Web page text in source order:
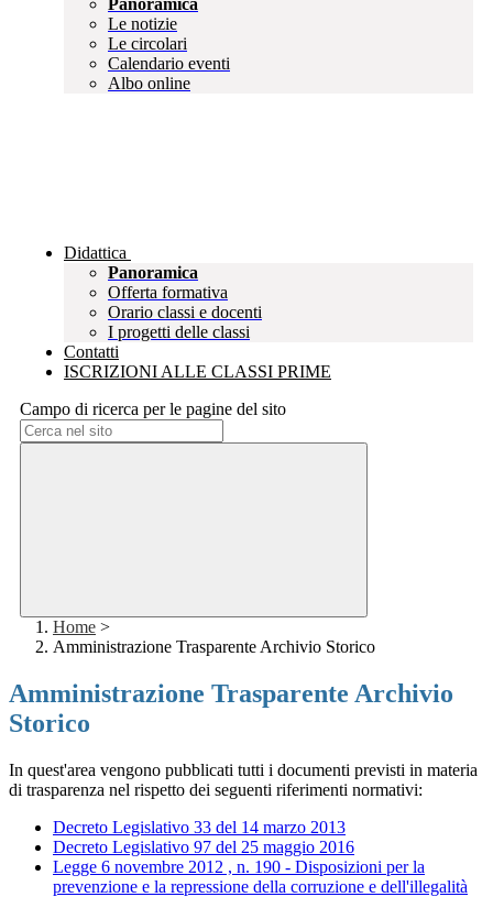
Panoramica
Le notizie
Le circolari
Calendario eventi
Albo online
Didattica
Panoramica
Offerta formativa
Orario classi e docenti
I progetti delle classi
Contatti
ISCRIZIONI ALLE CLASSI PRIME
Campo di ricerca per le pagine del sito
Home >
Amministrazione Trasparente Archivio Storico
Amministrazione Trasparente Archivio
Storico
In quest'area vengono pubblicati tutti i documenti previsti in materia
di trasparenza nel rispetto dei seguenti riferimenti normativi:
Decreto Legislativo 33 del 14 marzo 2013
Decreto Legislativo 97 del 25 maggio 2016
Legge 6 novembre 2012 , n. 190 - Disposizioni per la
prevenzione e la repressione della corruzione e dell'illegalità